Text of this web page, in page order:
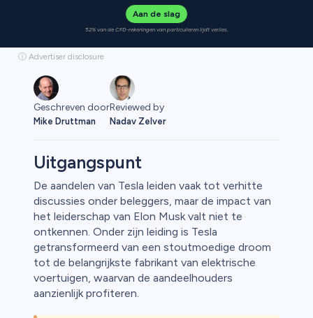
Aan de slag
52% van de CFD-rekeningen van particulieren lijdt verlies.
ⓘ Advertiser disclosure
Geschreven door
Mike Druttman
Reviewed by
Nadav Zelver
Uitgangspunt
De aandelen van Tesla leiden vaak tot verhitte
discussies onder beleggers, maar de impact van
het leiderschap van Elon Musk valt niet te
ontkennen. Onder zijn leiding is Tesla
getransformeerd van een stoutmoedige droom
tot de belangrijkste fabrikant van elektrische
voertuigen, waarvan de aandeelhouders
aanzienlijk profiteren.